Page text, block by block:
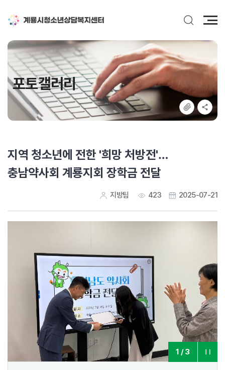
체
뉴
포토갤러리
지역 청소년에 전한 '희망 처방전'…
충남약사회 계룡지회 장학금 전달
지방팀 423 2025-07-21
2 /3